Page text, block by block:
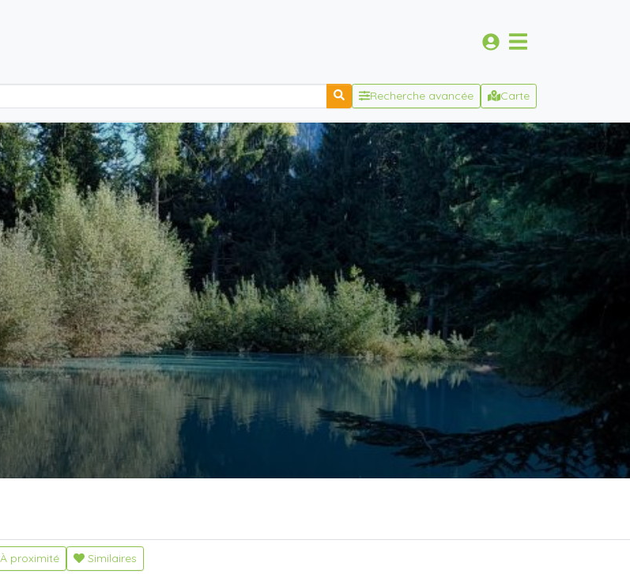
Recherche avancée Carte
À proximité Similaires